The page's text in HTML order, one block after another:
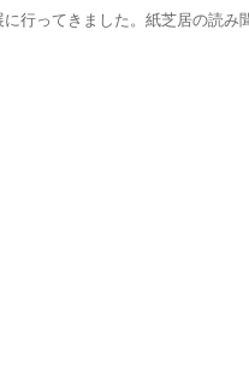
行ってきました。紙芝居の読